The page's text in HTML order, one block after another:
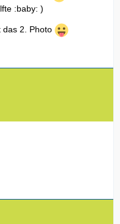
:baby: )
das 2. Photo